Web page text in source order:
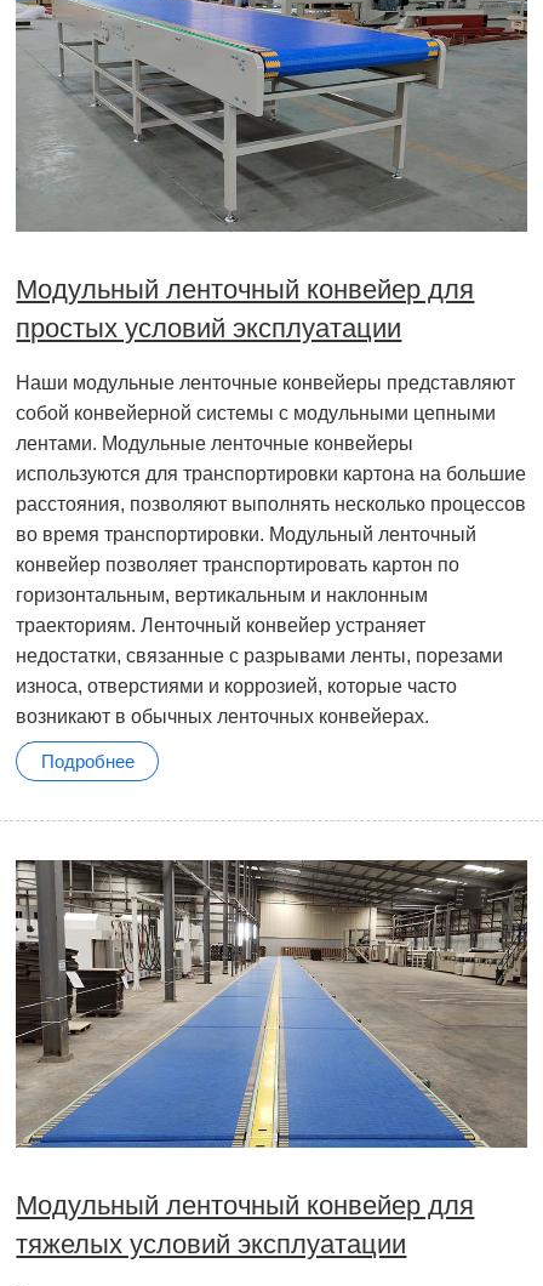
Модульный ленточный конвейер для
простых условий эксплуатации
Наши модульные ленточные конвейеры представляют
собой конвейерной системы с модульными цепными
лентами. Модульные ленточные конвейеры
используются для транспортировки картона на большие
расстояния, позволяют выполнять несколько процессов
во время транспортировки. Модульный ленточный
конвейер позволяет транспортировать картон по
горизонтальным, вертикальным и наклонным
траекториям. Ленточный конвейер устраняет
недостатки, связанные с разрывами ленты, порезами
износа, отверстиями и коррозией, которые часто
возникают в обычных ленточных конвейерах.
Подробнее
Модульный ленточный конвейер для
тяжелых условий эксплуатации